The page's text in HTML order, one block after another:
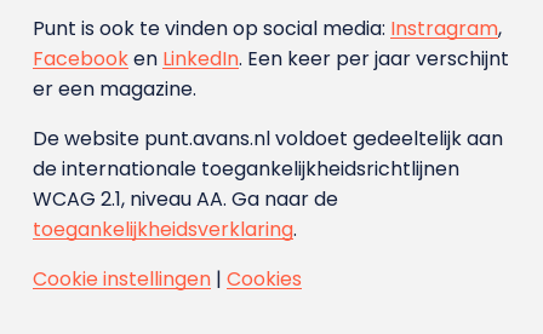
Punt is ook te vinden op social media: Instragram,
Facebooken LinkedIn. Een keer per jaar verschijnt
er een magazine.
De website punt.avans.nl voldoet gedeeltelijk aan
de internationale toegankelijkheidsrichtlijnen
WCAG 2.1, niveau AA. Ga naar de
toegankelijkheidsverklaring.
Cookie instellingen| Cookies